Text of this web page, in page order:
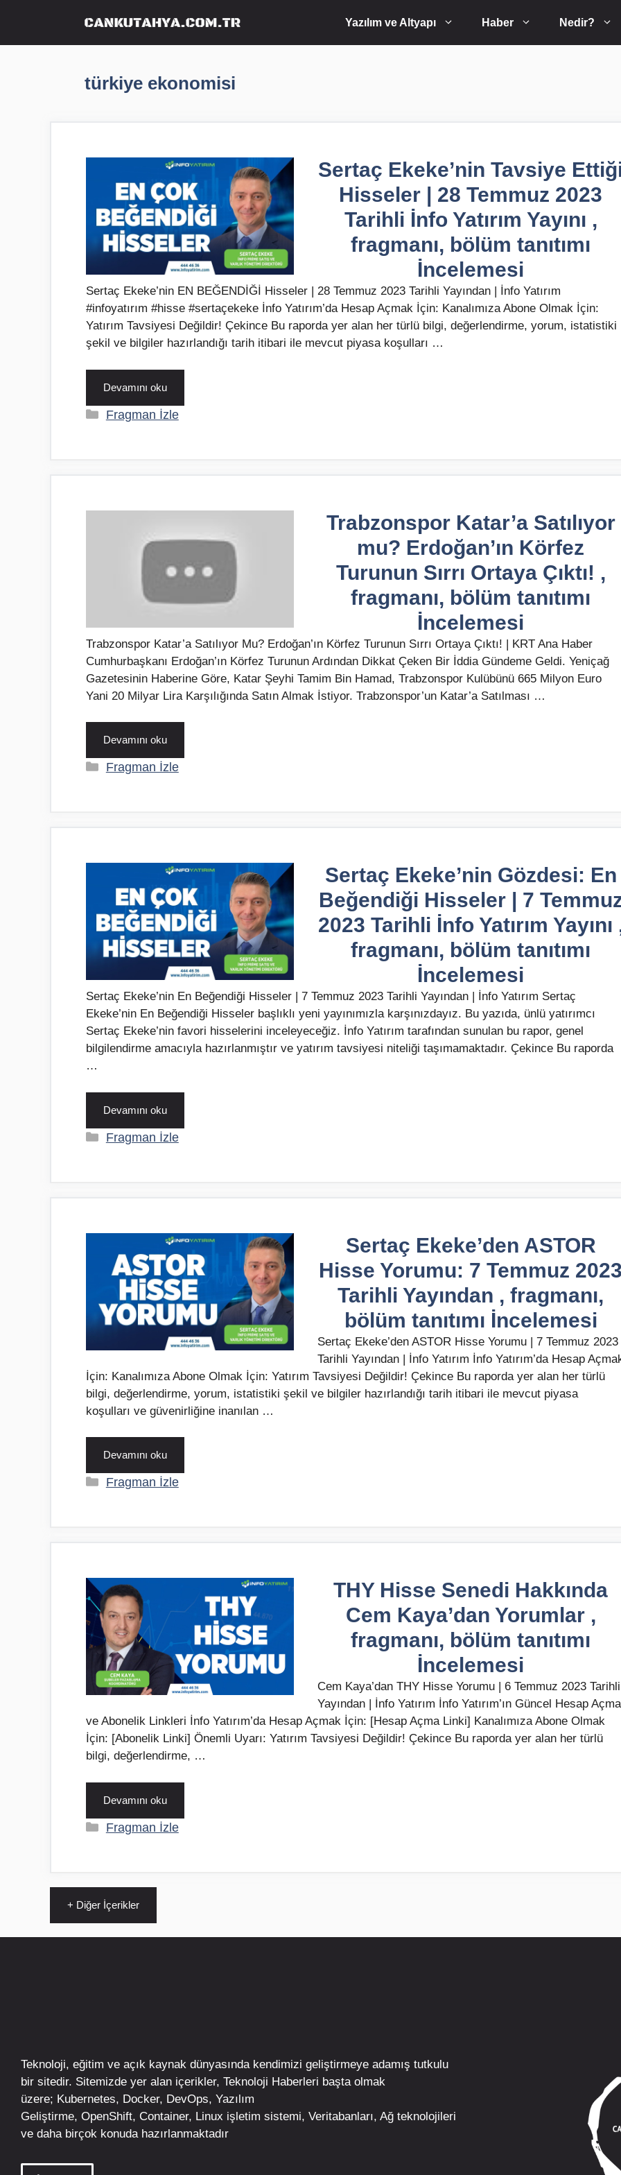
Yazılım ve Altyapı Haber Nedir?
türkiye ekonomisi
Sertaç Ekeke’nin Tavsiye
Hisseler | 28 Temmuz 2023
Tarihli İnfo Yatırım Yayını ,
fragmanı, bölüm tanıtımı
İncelemesi
Sertaç Ekeke’nin EN BEĞENDİĞİ Hisseler | 28 Temmuz 2023 Tarihli Yayından | İnfo Yatırım
#infoyatırım #hisse #sertaçekeke İnfo Yatırım’da Hesap Açmak İçin: Kanalımıza Abone Olmak İçin:
Yatırım Tavsiyesi Değildir! Çekince Bu raporda yer alan her türlü bilgi, değerlendirme, yorum, istatistiki
şekil ve bilgiler hazırlandığı tarih itibari ile mevcut piyasa koşulları …
Devamını oku
Kategoriler
Fragman İzle
Trabzonspor Katar’a Satılıyor
mu? Erdoğan’ın Körfez
Turunun Sırrı Ortaya Çıktı! ,
fragmanı, bölüm tanıtımı
İncelemesi
Trabzonspor Katar’a Satılıyor Mu? Erdoğan’ın Körfez Turunun Sırrı Ortaya Çıktı! | KRT Ana Haber
Cumhurbaşkanı Erdoğan’ın Körfez Turunun Ardından Dikkat Çeken Bir İddia Gündeme Geldi. Yeniçağ
Gazetesinin Haberine Göre, Katar Şeyhi Tamim Bin Hamad, Trabzonspor Kulübünü 665 Milyon Euro
Yani 20 Milyar Lira Karşılığında Satın Almak İstiyor. Trabzonspor’un Katar’a Satılması …
Devamını oku
Kategoriler
Fragman İzle
Sertaç Ekeke’nin Gözdesi: En
Beğendiği Hisseler | 7
2023 Tarihli İnfo Yatırım Yayını
fragmanı, bölüm tanıtımı
İncelemesi
Sertaç Ekeke’nin En Beğendiği Hisseler | 7 Temmuz 2023 Tarihli Yayından | İnfo Yatırım Sertaç
Ekeke’nin En Beğendiği Hisseler başlıklı yeni yayınımızla karşınızdayız. Bu yazıda, ünlü yatırımcı
Sertaç Ekeke’nin favori hisselerini inceleyeceğiz. İnfo Yatırım tarafından sunulan bu rapor, genel
bilgilendirme amacıyla hazırlanmıştır ve yatırım tavsiyesi niteliği taşımamaktadır. Çekince Bu raporda
…
Devamını oku
Kategoriler
Fragman İzle
Sertaç Ekeke’den ASTOR
Hisse Yorumu: 7 Temmuz
Tarihli Yayından , fragmanı,
bölüm tanıtımı İncelemesi
Sertaç Ekeke’den ASTOR Hisse Yorumu | 7 Temmuz 2023
Tarihli Yayından | İnfo Yatırım İnfo Yatırım’da Hesap
İçin: Kanalımıza Abone Olmak İçin: Yatırım Tavsiyesi Değildir! Çekince Bu raporda yer alan her türlü
bilgi, değerlendirme, yorum, istatistiki şekil ve bilgiler hazırlandığı tarih itibari ile mevcut piyasa
koşulları ve güvenirliğine inanılan …
Devamını oku
Kategoriler
Fragman İzle
THY Hisse Senedi Hakkında
Cem Kaya’dan Yorumlar ,
fragmanı, bölüm tanıtımı
İncelemesi
Cem Kaya’dan THY Hisse Yorumu | 6 Temmuz 2023 Tarihli
Yayından | İnfo Yatırım İnfo Yatırım’ın Güncel Hesap Açma
ve Abonelik Linkleri İnfo Yatırım’da Hesap Açmak İçin: [Hesap Açma Linki] Kanalımıza Abone Olmak
İçin: [Abonelik Linki] Önemli Uyarı: Yatırım Tavsiyesi Değildir! Çekince Bu raporda yer alan her türlü
bilgi, değerlendirme, …
Devamını oku
Kategoriler
Fragman İzle
+ Diğer İçerikler
Teknoloji, eğitim ve açık kaynak dünyasında kendimizi geliştirmeye adamış tutkulu
bir sitedir. Sitemizde yer alan içerikler, Teknoloji Haberleri başta olmak
üzere; Kubernetes, Docker, DevOps, Yazılım
Geliştirme, OpenShift, Container, Linux işletim sistemi, Veritabanları, Ağ teknolojileri
ve daha birçok konuda hazırlanmaktadır